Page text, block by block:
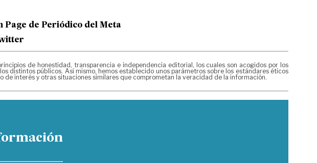
Page de Periódico del Meta
de honestidad, transparencia e independencia editorial, los cuales son acogidos por los
distintos públicos. Así mismo, hemos establecido unos parámetros sobre los estándares éticos
interés y otras situaciones similares que comprometan la veracidad de la información.